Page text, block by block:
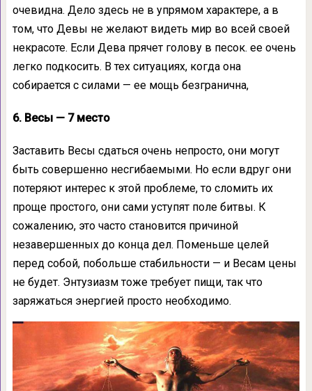
очевидна. Дело здесь не в упрямом характере, а в
том, что Девы не желают видеть мир во всей своей
некрасоте. Если Дева прячет голову в песок. ее очень
легко подкосить. В тех ситуациях, когда она
собирается с силами — ее мощь безгранична,
6. Весы — 7 место
Заставить Весы сдаться очень непросто, они могут
быть совершенно несгибаемыми. Но если вдруг они
потеряют интерес к этой проблеме, то сломить их
проще простого, они сами уступят поле битвы. К
сожалению, это часто становится причиной
незавершенных до конца дел. Поменьше целей
перед собой, побольше стабильности — и Весам цены
не будет. Энтузиазм тоже требует пищи, так что
заряжаться энергией просто необходимо.